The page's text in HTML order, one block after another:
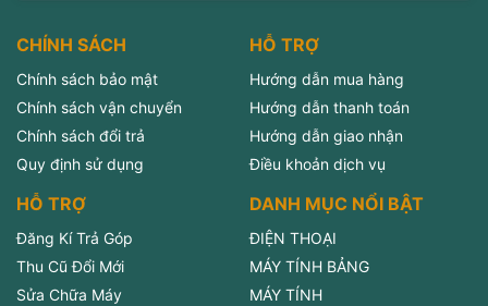
CHÍNH SÁCH
Chính sách bảo mật
Chính sách vận chuyển
Chính sách đổi trả
Quy định sử dụng
HỖ TRỢ
Hướng dẫn mua hàng
Hướng dẫn thanh toán
Hướng dẫn giao nhận
Điều khoản dịch vụ
HỖ TRỢ
Đăng Kí Trả Góp
Thu Cũ Đổi Mới
Sửa Chữa Máy
DANH MỤC NỔI BẬT
ĐIỆN THOẠI
MÁY TÍNH BẢNG
MÁY TÍNH